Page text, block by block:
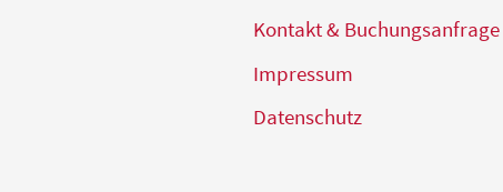
Kontakt & Buchungsanfrage
Impressum
Datenschutz